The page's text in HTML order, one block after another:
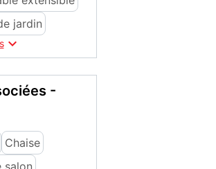
jardin

-
Chaise
salon